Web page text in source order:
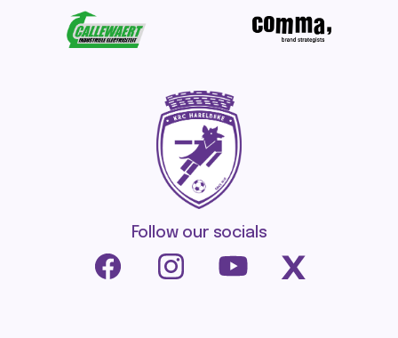
Follow our socials